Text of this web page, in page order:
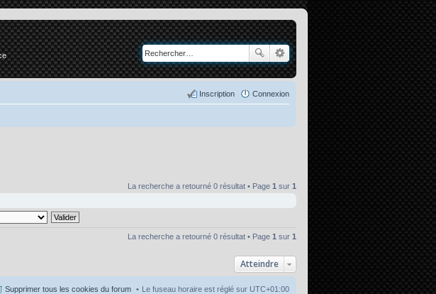
Connexion
Inscription
La recherche a retourné 0 résultat • Page 1 sur 1
La recherche a retourné 0 résultat • Page 1 sur 1
Atteindre
Le fuseau horaire est réglé sur UTC+01:00
Supprimer tous les cookies du forum